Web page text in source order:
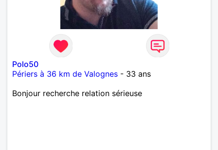
Polo50
Périers à 36 km de Valognes - 33 ans
Bonjour recherche relation sérieuse